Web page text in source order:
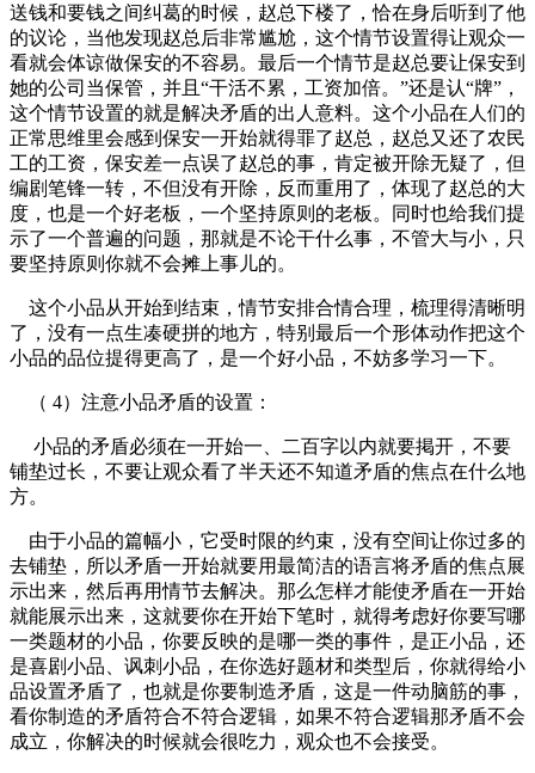
送钱和要钱之间纠葛的时候，赵总下楼了，恰在身后听到了他
的议论，当他发现赵总后非常尴尬，这个情节设置得让观众一
看就会体谅做保安的不容易。最后一个情节是赵总要让保安到
她的公司当保管，并且“干活不累，工资加倍。”还是认“牌”，
这个情节设置的就是解决矛盾的出人意料。这个小品在人们的
正常思维里会感到保安一开始就得罪了赵总，赵总又还了农民
工的工资，保安差一点误了赵总的事，肯定被开除无疑了，但
编剧笔锋一转，不但没有开除，反而重用了，体现了赵总的大
度，也是一个好老板，一个坚持原则的老板。同时也给我们提
示了一个普遍的问题，那就是不论干什么事，不管大与小，只
要坚持原则你就不会摊上事儿的。
这个小品从开始到结束，情节安排合情合理，梳理得清晰明
了，没有一点生凑硬拼的地方，特别最后一个形体动作把这个
小品的品位提得更高了，是一个好小品，不妨多学习一下。
（ 4）注意小品矛盾的设置：
小品的矛盾必须在一开始一、二百字以内就要掲开，不要
铺垫过长，不要让观众看了半天还不知道矛盾的焦点在什么地
方。
由于小品的篇幅小，它受时限的约束，没有空间让你过多的
去铺垫，所以矛盾一开始就要用最简洁的语言将矛盾的焦点展
示出来，然后再用情节去解决。那么怎样才能使矛盾在一开始
就能展示出来，这就要你在开始下笔时，就得考虑好你要写哪
一类题材的小品，你要反映的是哪一类的事件，是正小品，还
是喜剧小品、讽刺小品，在你选好题材和类型后，你就得给小
品设置矛盾了，也就是你要制造矛盾，这是一件动脑筋的事，
看你制造的矛盾符合不符合逻辑，如果不符合逻辑那矛盾不会
成立，你解决的时候就会很吃力，观众也不会接受。